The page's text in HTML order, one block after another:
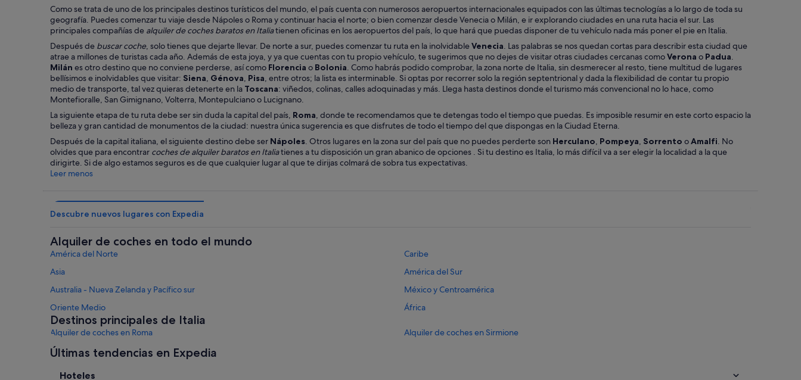
Como se trata de uno de los principales destinos turísticos del mundo, el país cuenta con numerosos aeropuertos internacionales equipados con las últimas tecnologías a lo largo de toda su
geografía. Puedes comenzar tu viaje desde Nápoles o Roma y continuar hacia el norte; o bien comenzar desde Venecia o Milán, e ir explorando ciudades en una ruta hacia el sur. Las
principales compañías de alquiler de coches baratos en Italiatienen oficinas en los aeropuertos del país, lo que hará que puedas disponer de tu vehículo nada más poner el pie en Italia.
Después de buscar coche, solo tienes que dejarte llevar. De norte a sur, puedes comenzar tu ruta en la inolvidableVenecia. Las palabras se nos quedan cortas para describir esta ciudad que
atrae a millones de turistas cada año. Además de esta joya, y ya que cuentas con tu propio vehículo, te sugerimos que no dejes de visitar otras ciudades cercanas comoVerona o Padua.
Milán es otro destino que no conviene perderse, así como Florencia o Bolonia. Como habrás podido comprobar, la zona norte de Italia, sin desmerecer al resto, tiene multitud de lugares
bellísimos e inolvidables que visitar: Siena, Génova, Pisa, entre otros; la lista es interminable. Si optas por recorrer solo la región septentrional y dada la flexibilidad de contar tu propio
medio de transporte, tal vez quieras detenerte en la Toscana: viñedos, colinas, calles adoquinadas y más. Llega hasta destinos donde el turismo más convencional no lo hace, como
Montefioralle, San Gimignano, Volterra, Montepulciano o Lucignano.
La siguiente etapa de tu ruta debe ser sin duda la capital del país, Roma, donde te recomendamos que te detengas todo el tiempo que puedas. Es imposible resumir en este corto espacio la
belleza y gran cantidad de monumentos de la ciudad: nuestra única sugerencia es que disfrutes de todo el tiempo del que dispongas en la Ciudad Eterna.
Después de la capital italiana, el siguiente destino debe ser Nápoles. Otros lugares en la zona sur del país que no puedes perderte son Herculano, Pompeya, Sorrento oAmalfi. No
olvides que para encontrar coches de alquiler baratos en Italiatienes a tu disposición un gran abanico de opciones . Si tu destino es Italia, lo más difícil va a ser elegir la localidad a la que
dirigirte. Si de algo estamos seguros es de que cualquier lugar al que te dirijas colmará de sobra tus expectativas.
Leer menos
Descubre nuevos lugares con Expedia
Alquiler de coches en todo el mundo
América del Norte
Caribe
Asia
América del Sur
Australia - Nueva Zelanda y Pacífico sur
México y Centroamérica
Oriente Medio
África
Destinos principales de Italia
Alquiler de coches en Roma
Alquiler de coches en Sirmione
Alquiler de coches en Milán
Últimas tendencias en Expedia
Hoteles